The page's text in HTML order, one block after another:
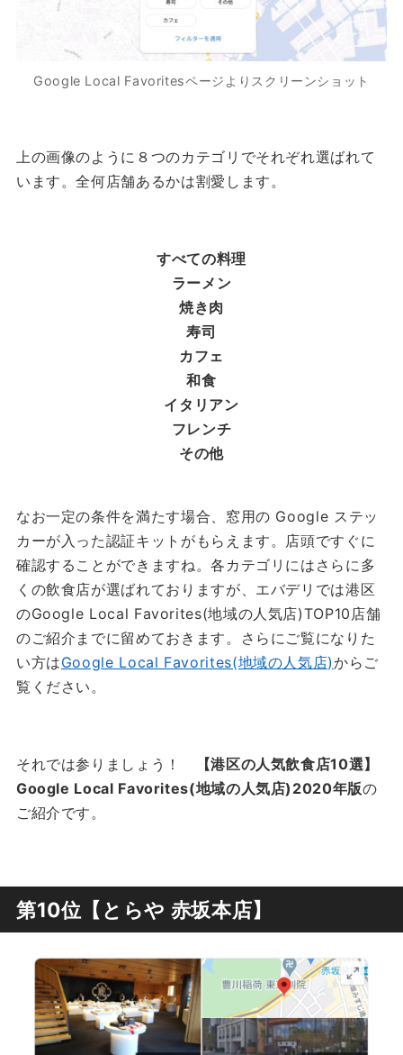
Google Local Favoritesページよりスクリーンショット
上の画像のように８つのカテゴリでそれぞれ選ばれて
います。全何店舗あるかは割愛します。
すべての料理
ラーメン
焼き肉
寿司
カフェ
和食
イタリアン
フレンチ
その他
なお一定の条件を満たす場合、窓用の Google ステッ
カーが入った認証キットがもらえます。店頭ですぐに
確認することができますね。各カテゴリにはさらに多
くの飲食店が選ばれておりますが、エバデリでは港区
のGoogle Local Favorites(地域の人気店)TOP10店舗
のご紹介までに留めておきます。さらにご覧になりた
い方はGoogle Local Favorites(地域の人気店)からご
覧ください。
それでは参りましょう！
【港区の人気飲食店10選】
Google Local Favorites(地域の人気店)2020年版の
ご紹介です。
第10位【とらや 赤坂本店】